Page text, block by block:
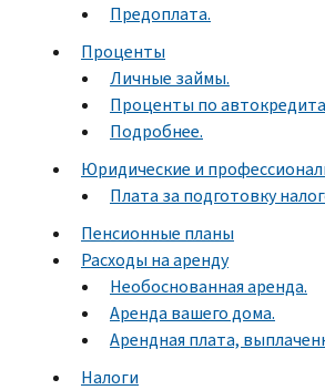
Предоплата.
Проценты
Личные займы.
Проценты по
Подробнее.
Юридические и
Плата за подготовку
Пенсионные планы
Расходы на аренду
Необоснованная аренда.
Аренда вашего дома.
Арендная плата,
Налоги